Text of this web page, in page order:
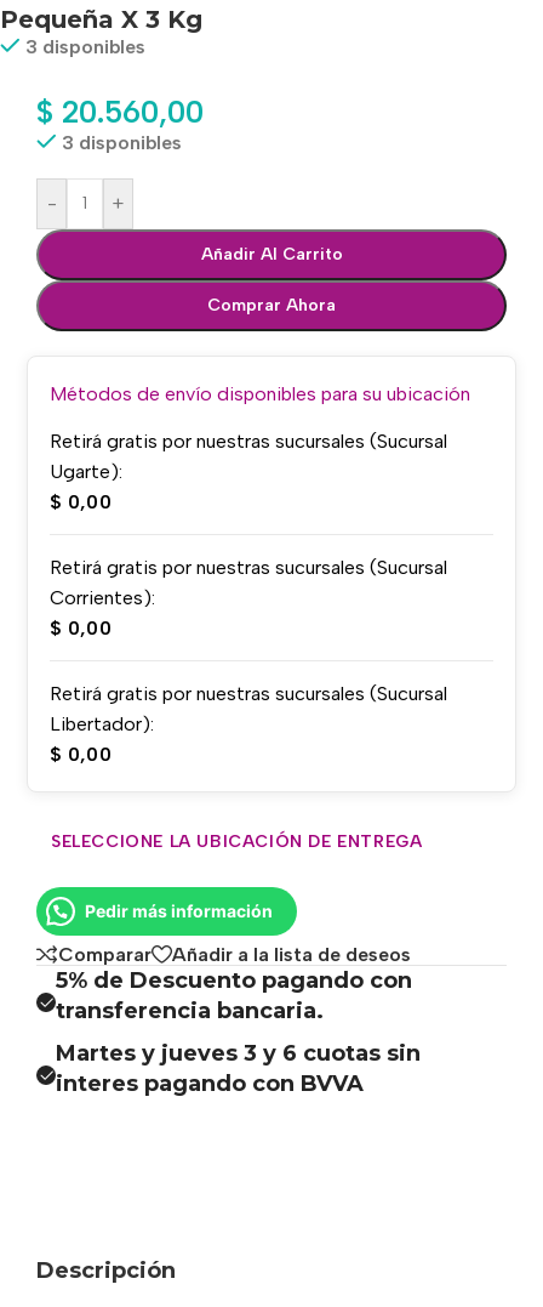
Pequeña X 3 Kg
3 disponibles
$ 20.560,00
3 disponibles
- +
Añadir Al Carrito
Comprar Ahora
Métodos de envío disponibles para su ubicación
Retirá gratis por nuestras sucursales (Sucursal
Ugarte):
$ 0,00
Retirá gratis por nuestras sucursales (Sucursal
Corrientes):
$ 0,00
Retirá gratis por nuestras sucursales (Sucursal
Libertador):
$ 0,00
SELECCIONE LA UBICACIÓN DE ENTREGA
Pedir más información
Comparar Añadir a la lista de deseos
5% de Descuento pagando con
transferencia bancaria.
Martes y jueves 3 y 6 cuotas sin
interes pagando con BVVA
Descripción